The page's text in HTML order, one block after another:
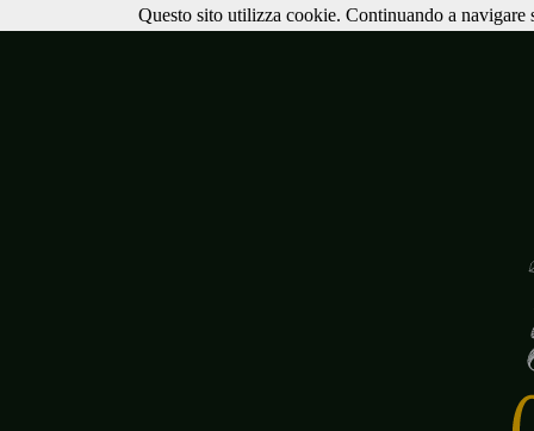
Questo sito utilizza cookie. Continuando a